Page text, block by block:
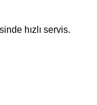
hızlı servis.